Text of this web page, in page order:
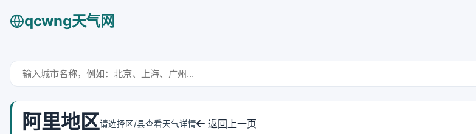
qcwng天气网
阿里地区请选择区/县查看天气详情 返回上一页